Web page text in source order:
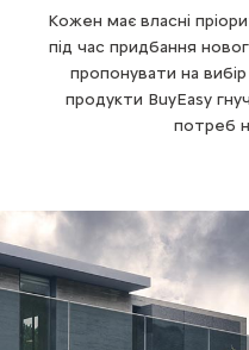
Кожен має власні
під час придбання
пропонувати на вибір
продукти BuyEasy
потреб